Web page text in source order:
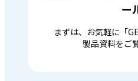
ー
まずは、お気軽に「
製品資料をご